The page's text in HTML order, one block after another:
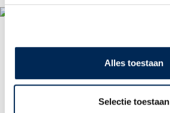
Alles toestaan
Selectie toestaan